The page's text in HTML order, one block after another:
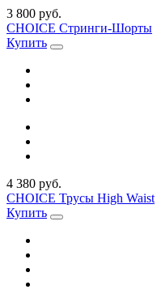
3 800 руб.
CHOICE Стринги-Шорты
Купить
4 380 руб.
CHOICE Трусы High Waist
Купить